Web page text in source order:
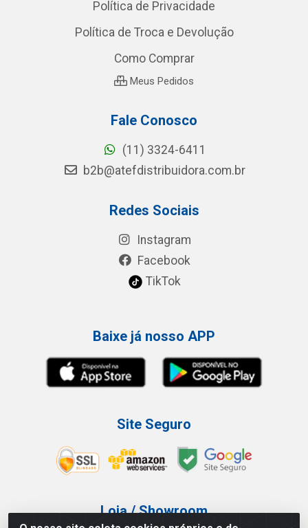
Política de Privacidade
Política de Troca e Devolução
Como Comprar
Meus Pedidos
Fale Conosco
(11) 3324-6411
b2b@atefdistribuidora.com.br
Redes Sociais
Instagram
Facebook
TikTok
Baixe já nosso APP
Site Seguro
Loja / Showroom